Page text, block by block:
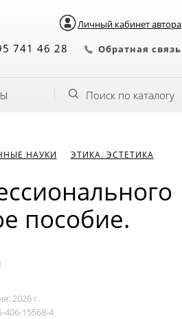
Личный кабинет автора
741 46 28 Обратная связь
Поиск по каталогу
НАУКИ ЭТИКА. ЭСТЕТИКА
пособие.
2026 г.
406-15568-4